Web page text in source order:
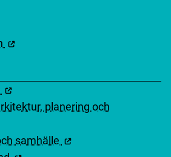
planering och
samhälle